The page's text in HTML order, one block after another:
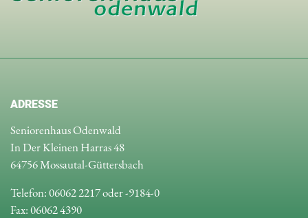
ADRESSE
Seniorenhaus Odenwald
In Der Kleinen Harras 48
64756 Mossautal-Güttersbach
Telefon: 06062 2217 oder -9184-0
Fax: 06062 4390